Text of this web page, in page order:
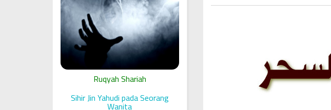
Ruqyah Shariah
Ruqyah Shariah
Sihir Jin Yahudi pada Seorang
Wanita